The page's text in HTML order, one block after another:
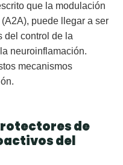
que la modulación
puede llegar a ser
del control de la
neuroinflamación.
mecanismos
de
del